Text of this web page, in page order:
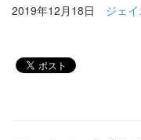
2019年12月18日 ジェ